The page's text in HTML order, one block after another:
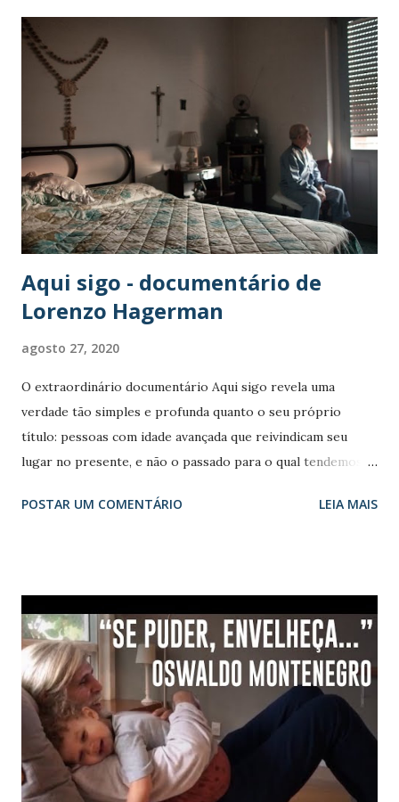
Maria Seruya e as suas Velhas Bonitonas – “Ousar ser quem
somos.” Falando da Maria Seruya “Velha Bonitona”, acha que
este projeto alterou a sua forma de pensar e até
compreender melhor a sua própria caminhada em direção à
velhice? É a sua própria “coach” de desenvolvimento
pessoal? O envelhecimento nunca foi algo que me
assustasse, sempre foi algo que admirei muito. Penso que
se deve aos exemplos de vida inacreditáveis na minha
família, nomeadamente de Mulheres, que se...
Aqui sigo - documentário de
Lorenzo Hagerman
agosto 27, 2020
O extraordinário documentário Aqui sigo revela uma
verdade tão simples e profunda quanto o seu próprio
título: pessoas com idade avançada que reivindicam seu
lugar no presente, e não o passado para o qual tendemos a
perto homens e mulheres com mais de 86 anos de idade, de
da sabedoria ancestral e que, sabendo que não têm mais
nada, vivem todos os dias pelo que é: um presente que é
por isso que se chama presente. Nada mais. Comentário do
Blog: Um super documentário onde o Diretor nos convida
a enfrentarmos a nossa existência seguindo as minhas
máximas preferidas: Velhice não é doença; Viver o presente
é fundamental e finalmente Aprender a envelhecer é
preciso. A tradução é livre para o texto e o original pode
POSTAR UM COMENTÁRIO LEIA MAIS